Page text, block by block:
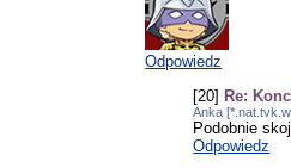
Odpowiedz
[20] Re:
Anka
Podobnie
Odpowiedz